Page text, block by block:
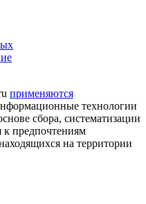
применяются
технологии
сбора, систематизации
к предпочтениям
на территории